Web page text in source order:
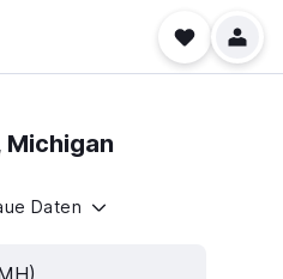
Michigan
Daten